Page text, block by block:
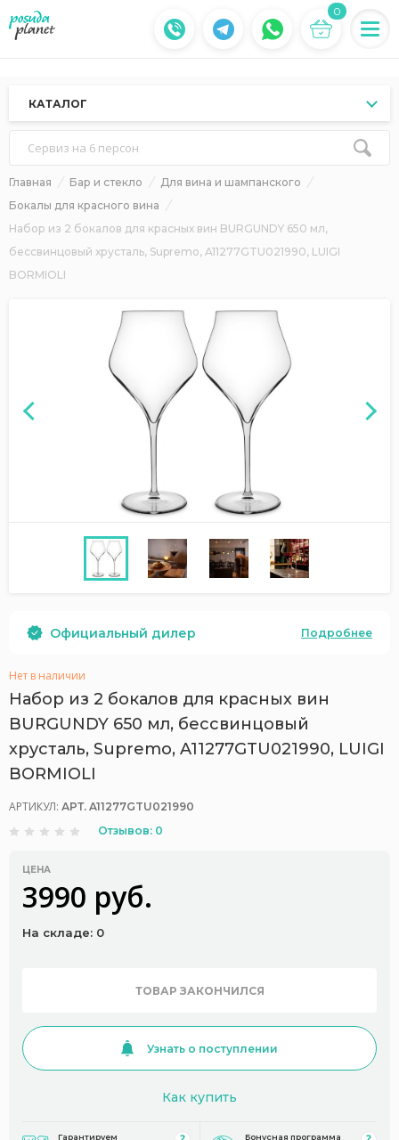
0
КАТАЛОГ
Сервиз на 6 персон
Главная Бар и стекло
Для вина и шампанского
Бокалы для красного вина
Набор из 2 бокалов для красных вин BURGUNDY 650 мл,
бессвинцовый хрусталь, Supremo, A11277GTU021990, LUIGI
BORMIOLI
Официальный дилер Подробнее
Нет в наличии
Набор из 2 бокалов для красных вин
BURGUNDY 650 мл, бессвинцовый
хрусталь, Supremo, A11277GTU021990, LUIGI
BORMIOLI
АРТИКУЛ: АРТ. A11277GTU021990
Отзывов: 0
ЦЕНА
3990 руб.
На складе: 0
ТОВАР ЗАКОНЧИЛСЯ
Узнать о поступлении
Как купить
Гарантируем
Бонусная программа